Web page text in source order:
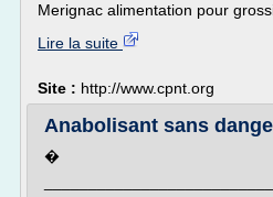
Merignac alimentation pour
Lire la suite
Site : http://www.cpnt.org
Anabolisant sans
�